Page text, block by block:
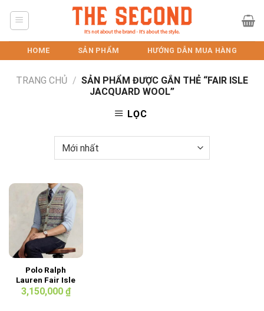
HOME SẢN PHẨM HƯỚNG DẪN MUA HÀNG
TRANG CHỦ / SẢN PHẨM ĐƯỢC GẮN THẺ “FAIR ISLE
JACQUARD WOOL”
LỌC
Polo Ralph
Lauren Fair Isle
Vest
3,150,000 ₫